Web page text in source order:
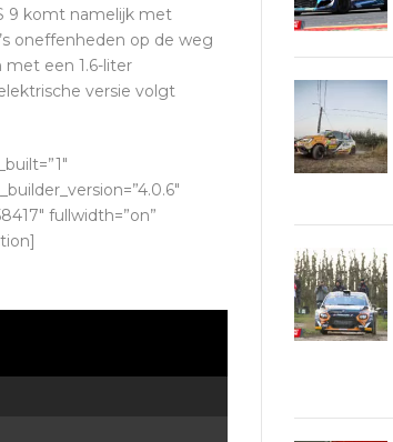
9 komt namelijk met
oneffenheden op de weg
een 1.6-liter
versie volgt
fullwidth=”on”